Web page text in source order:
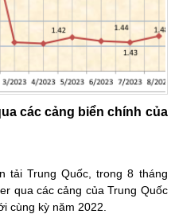
các cảng biển chính của
tải Trung Quốc, trong 8 tháng
qua các cảng của Trung Quốc
cùng kỳ năm 2022.